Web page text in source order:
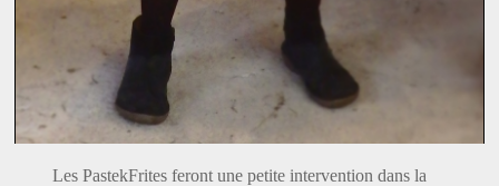
Les PastekFrites feront une petite intervention dans la